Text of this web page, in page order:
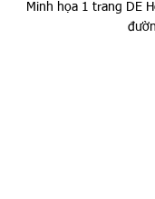
Minh họa 1 trang DỄ